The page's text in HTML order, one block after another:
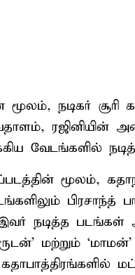
நடிகர் சூரி
ரஜினியின்
வேடங்களில்
மூலம்,
பிரசாந்த்
இவர் நடித்த
மற்றும்